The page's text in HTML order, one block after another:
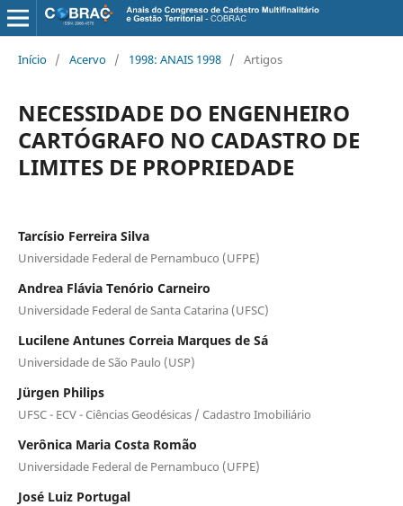
Início / Acervo / 1998: ANAIS 1998 / Artigos
NECESSIDADE DO ENGENHEIRO
CARTÓGRAFO NO CADASTRO DE
LIMITES DE PROPRIEDADE
Tarcísio Ferreira Silva
Universidade Federal de Pernambuco (UFPE)
Andrea Flávia Tenório Carneiro
Universidade Federal de Santa Catarina (UFSC)
Lucilene Antunes Correia Marques de Sá
Universidade de São Paulo (USP)
Jürgen Philips
UFSC - ECV - Ciências Geodésicas / Cadastro Imobiliário
Verônica Maria Costa Romão
Universidade Federal de Pernambuco (UFPE)
José Luiz Portugal